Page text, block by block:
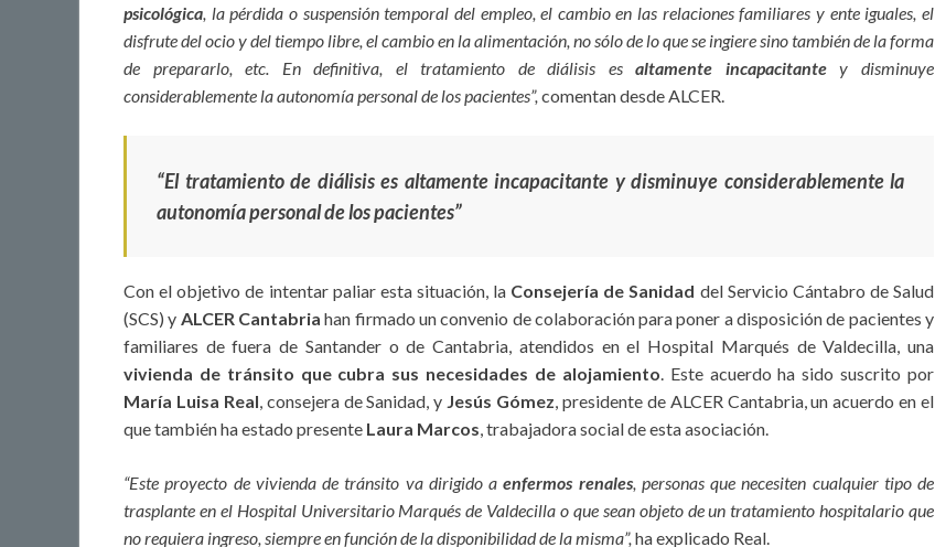
psicológica, la pérdida o suspensión temporal del empleo, el cambio en las relaciones familiares y ente iguales, el
disfrute del ocio y del tiempo libre, el cambio en la alimentación, no sólo de lo que se ingiere sino también de la forma
de prepararlo, etc. En definitiva, el tratamiento de diálisis esaltamente incapacitantey disminuye
considerablemente la autonomía personal de los pacientes”, comentan desde ALCER.
“El tratamiento de diálisis es altamente incapacitante y disminuye considerablemente la
autonomía personal de los pacientes”
Con el objetivo de intentar paliar esta situación, la Consejería de Sanidad del Servicio Cántabro de Salud
(SCS) y ALCER Cantabriahan firmado un convenio de colaboración para poner a disposición de pacientes y
familiares de fuera de Santander o de Cantabria, atendidos en el Hospital Marqués de Valdecilla, una
vivienda de tránsito que cubra sus necesidades de alojamiento. Este acuerdo ha sido suscrito por
María Luisa Real, consejera de Sanidad, y Jesús Gómez, presidente de ALCER Cantabria, un acuerdo en el
que también ha estado presente Laura Marcos, trabajadora social de esta asociación.
“Este proyecto de vivienda de tránsito va dirigido aenfermos renales, personas que necesiten cualquier tipo de
trasplante en el Hospital Universitario Marqués de Valdecilla o que sean objeto de un tratamiento hospitalario que
no requiera ingreso, siempre en función de la disponibilidad de la misma”, ha explicado Real.